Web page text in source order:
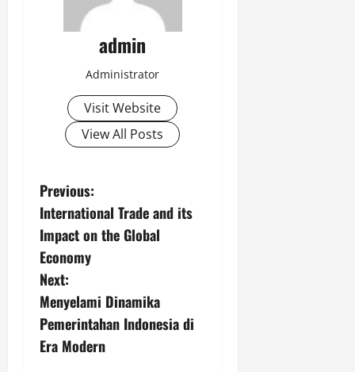
admin
Administrator
Visit Website
View All Posts
P
o
s
t
n
a
Previous:
International Trade and its
Impact on the Global
Economy
Next:
Menyelami Dinamika
Pemerintahan Indonesia di
Era Modern